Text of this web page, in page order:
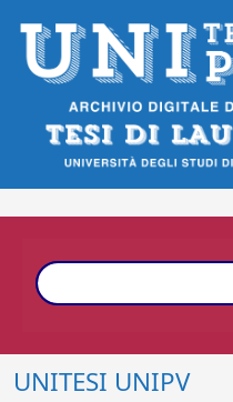
UNITESI UNIPV